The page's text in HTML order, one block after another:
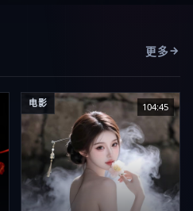
更多
电影 104:45